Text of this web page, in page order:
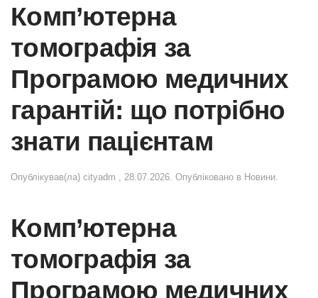
Комп’ютерна
томографія за
Програмою медичних
гарантій: що потрібно
знати пацієнтам
Опублікував(ла) cityadm 28.07.2026 . Опубліковано в Новини
Комп’ютерна
томографія за
Програмою медичних